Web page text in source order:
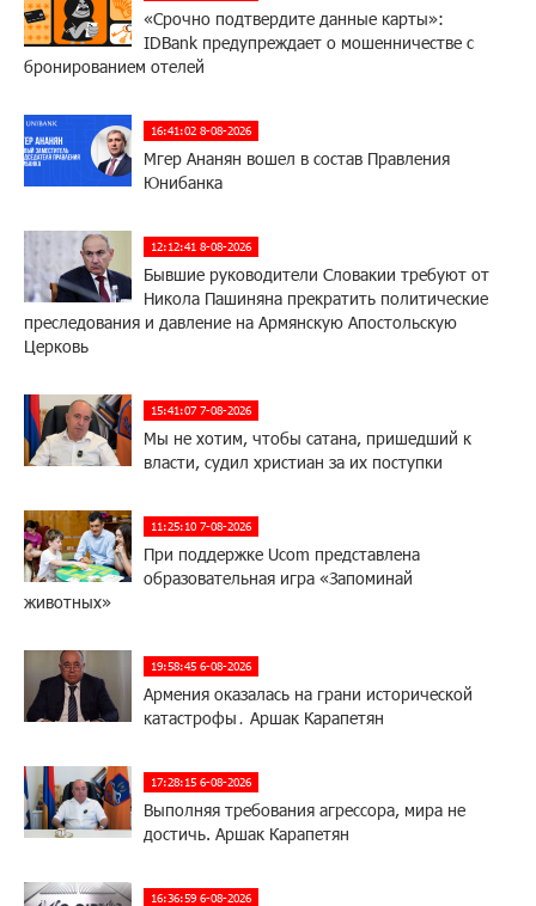
«Срочно подтвердите данные карты»:
IDBank предупреждает о мошенничестве с
бронированием отелей
16:41:02 8-08-2026
Мгер Ананян вошел в состав Правления
Юнибанка
12:12:41 8-08-2026
Бывшие руководители Словакии требуют от
Никола Пашиняна прекратить политические
преследования и давление на Армянскую Апостольскую
Церковь
15:41:07 7-08-2026
Мы не хотим, чтобы сатана, пришедший к
власти, судил христиан за их поступки
11:25:10 7-08-2026
При поддержке Ucom представлена
образовательная игра «Запоминай
животных»
19:58:45 6-08-2026
Армения оказалась на грани исторической
катастрофы․ Аршак Карапетян
17:28:15 6-08-2026
Выполняя требования агрессора, мира не
достичь. Аршак Карапетян
16:36:59 6-08-2026